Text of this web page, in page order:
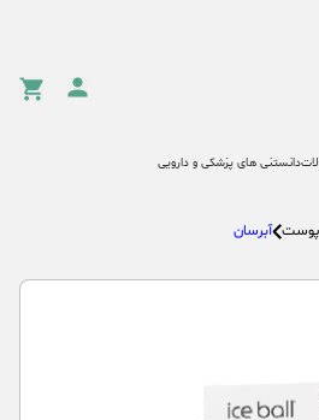
دانستنی های پزشکی و دارویی
پوست آبرسان